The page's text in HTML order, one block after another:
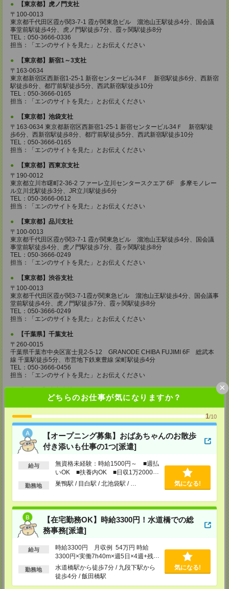
どちらのお仕事が気になりますか？
1/10
【オープニング募集】おばあちゃんのお散歩
付き添いも仕事の1つ[派遣]
給与
無資格未経験：時給1500円～ ■週払
いOK ■扶養内OK ■日収1万2000円
以上
勤務地 巣鴨駅 / 目白駅 / 北池袋駅 / … 気になる!
【在宅勤務OK】時給3300円！水道橋での総
務事務[派遣]
給与
時給3300円 月収例 54万円 時給
3300円×実働7h40m×週5日×4週+残業
10h ※月収例を保証するものではあ
りません。
勤務地
水道橋駅から徒歩7分 / 九段下駅から
徒歩4分 / 飯田橋駅
気になる!
×
【東京都】虎ノ門支社
〒100-0013
東京都千代田区霞が関3-7-1 霞が関東急ビル 溜池山王駅徒歩4分、国会議
事堂前駅徒歩4分、虎ノ門駅徒歩7分、霞ヶ関駅徒歩8分
TEL：050-3666-0336
担当：「エンのサイトを見た」とお伝えください
【東京都】新宿1～3支社
〒163-0634
東京都新宿区西新宿1-25-1 新宿センタービル34Ｆ 新宿駅徒歩6分、西新宿
駅徒歩8分、都庁前駅徒歩5分、西武新宿駅徒歩10分
TEL：050-3666-0165
担当：「エンのサイトを見た」とお伝えください
【東京都】池袋支社
〒163-0634 東京都新宿区西新宿1-25-1 新宿センタービル34Ｆ 新宿駅徒
歩6分、西新宿駅徒歩8分、都庁前駅徒歩5分、西武新宿駅徒歩10分
TEL：050-3666-0165
担当：「エンのサイトを見た」とお伝えください
【東京都】西東京支社
〒190-0012
東京都立川市曙町2-36-2 ファーレ立川センタースクエア 6F 多摩モノレー
ル立川北駅徒歩3分、JR立川駅徒歩6分
TEL：050-3666-0612
担当：「エンのサイトを見た」とお伝えください
【東京都】品川支社
〒100-0013
東京都千代田区霞が関3-7-1 霞が関東急ビル 溜池山王駅徒歩4分、国会議
事堂前駅徒歩4分、虎ノ門駅徒歩7分、霞ヶ関駅徒歩8分
TEL：050-3666-0249
担当：「エンのサイトを見た」とお伝えください
【東京都】渋谷支社
〒100-0013
東京都千代田区霞が関3-7-1霞が関東急ビル 溜池山王駅徒歩4分、国会議事
堂前駅徒歩4分、虎ノ門駅徒歩7分、霞ヶ関駅徒歩8分
TEL：050-3666-0249
担当：「エンのサイトを見た」とお伝えください
【千葉県】千葉支社
〒260-0015
千葉県千葉市中央区富士見2-5-12 GRANODE CHIBA FUJIMI 6F 総武本
線 千葉駅徒歩5分、市営地下鉄東豊線 栄町駅徒歩4分
TEL：050-3666-0456
担当：「エンのサイトを見た」とお伝えください
埼玉県さいたま市大宮区桜木町1-10-16 シーノ大宮ノースウィング2F 大宮
駅徒歩8分
TEL：050-3666-0618
担当：「エンのサイトを見た」とお伝えください
【神奈川県】横浜支社、みなとみらい支社
神奈川県横浜市西区高島2-19-12スカイビル22F 横浜駅徒歩5分
TEL：050-3666-0540
担当：「エンのサイトを見た」とお伝えください
〒305-0032
茨城県つくば市竹園1-6-1つくば三井ビルディング19F つくば駅徒歩5分
TEL：050-3666-0532
担当：「エンのサイトを見た」とお伝えください
【栃木県】宇都宮支社
〒320-0026
栃木県宇都宮市馬場通り2-1-1 メットライフ宇都宮スクエア8F 東武宇都宮
駅徒歩6分、宇都宮駅徒歩17分
TEL：050-3666-0382
担当：「エンのサイトを見た」とお伝えください